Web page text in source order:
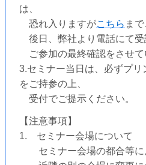
は、
恐れ入りますがこちら ま
後日、弊社より電話にて
ご参加の最終確認をさせて
3.セミナー当日は、必ずプリ
をご持参の上、
受付でご提示ください。
【注意事項】
1. セミナー会場について
セミナー会場の都合等に